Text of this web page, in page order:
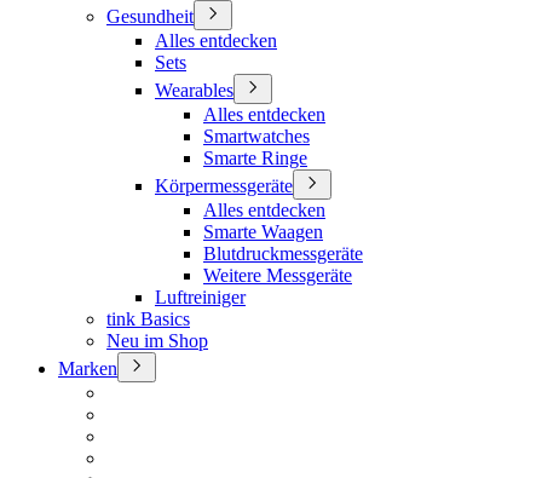
Gesundheit
Alles entdecken
Sets
Wearables
Alles entdecken
Smartwatches
Smarte Ringe
Körpermessgeräte
Alles entdecken
Smarte Waagen
Blutdruckmessgeräte
Weitere Messgeräte
Luftreiniger
tink Basics
Neu im Shop
Marken